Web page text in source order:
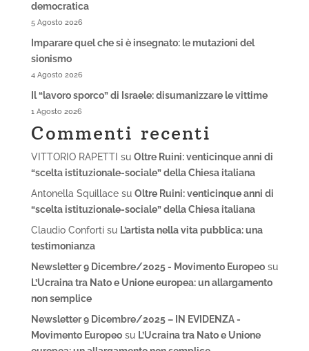
democratica
5 Agosto 2026
Imparare quel che si è insegnato: le mutazioni del
sionismo
4 Agosto 2026
Il “lavoro sporco” di Israele: disumanizzare le vittime
1 Agosto 2026
Commenti recenti
VITTORIO RAPETTI su Oltre Ruini: venticinque anni di
“scelta istituzionale-sociale” della Chiesa italiana
Antonella Squillacesu Oltre Ruini: venticinque anni di
“scelta istituzionale-sociale” della Chiesa italiana
Claudio Confortisu L’artista nella vita pubblica: una
testimonianza
Newsletter 9 Dicembre/2025 - Movimento Europeosu
L’Ucraina tra Nato e Unione europea: un allargamento
non semplice
Newsletter 9 Dicembre/2025 – IN EVIDENZA -
Movimento Europeosu L’Ucraina tra Nato e Unione